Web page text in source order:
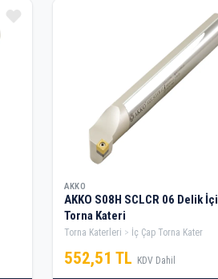
AKKO
AKKO S08H SCLCR 06 Delik İçi
Torna Kateri
Torna Katerleri İç Çap Torna Kater
552,51 TL KDV Dahil